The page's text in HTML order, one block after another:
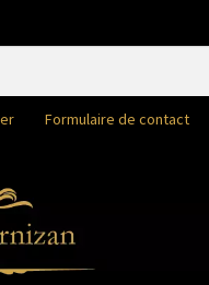
Formulaire de contact